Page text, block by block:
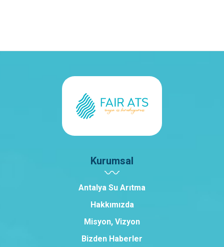
Kurumsal
Antalya Su Arıtma
Hakkımızda
Misyon, Vizyon
Bizden Haberler